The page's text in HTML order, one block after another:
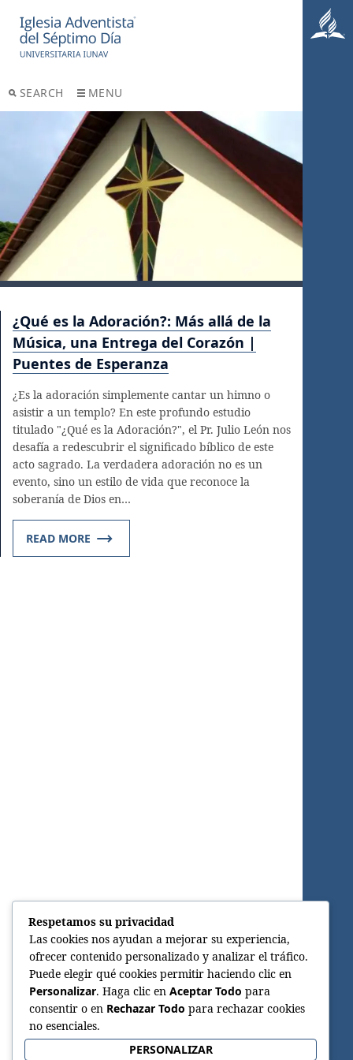
SEARCH MENU
¿Qué es la Adoración?: Más allá de la
Música, una Entrega del Corazón |
Puentes de Esperanza
¿Es la adoración simplemente cantar un himno o
asistir a un templo? En este profundo estudio
titulado "¿Qué es la Adoración?", el Pr. Julio León nos
desafía a redescubrir el significado bíblico de este
acto sagrado. La verdadera adoración no es un
evento, sino un estilo de vida que reconoce la
soberanía de Dios en…
READ MORE
Respetamos su privacidad
Las cookies nos ayudan a mejorar su experiencia,
ofrecer contenido personalizado y analizar el tráfico.
Puede elegir qué cookies permitir haciendo clic en
Personalizar. Haga clic en Aceptar Todo para
consentir o en Rechazar Todo para rechazar cookies
no esenciales.
PERSONALIZAR